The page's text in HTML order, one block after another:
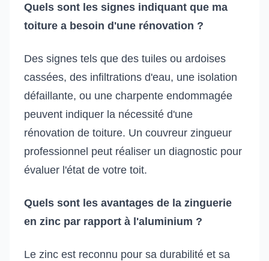
Quels sont les signes indiquant que ma
toiture a besoin d'une rénovation ?
Des signes tels que des tuiles ou ardoises
cassées, des infiltrations d'eau, une isolation
défaillante, ou une charpente endommagée
peuvent indiquer la nécessité d'une
rénovation de toiture. Un couvreur zingueur
professionnel peut réaliser un diagnostic pour
évaluer l'état de votre toit.
Quels sont les avantages de la zinguerie
en zinc par rapport à l'aluminium ?
Le zinc est reconnu pour sa durabilité et sa